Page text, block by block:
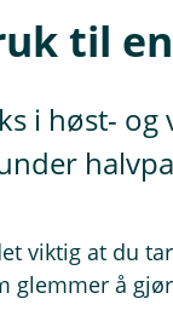
til
i høst-
viktig at du
glemmer å